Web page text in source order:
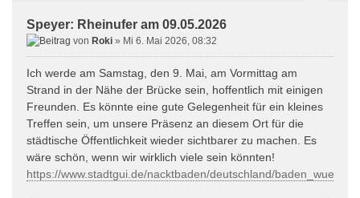
Speyer: Rheinufer am 09.05.2026
von Roki » Mi 6. Mai 2026, 08:32
Ich werde am Samstag, den 9. Mai, am Vormittag am
Strand in der Nähe der Brücke sein, hoffentlich mit einigen
Freunden. Es könnte eine gute Gelegenheit für ein kleines
Treffen sein, um unsere Präsenz an diesem Ort für die
städtische Öffentlichkeit wieder sichtbarer zu machen. Es
wäre schön, wenn wir wirklich viele sein könnten!
https://www.stadtgui.de/nacktbaden/deutschland/